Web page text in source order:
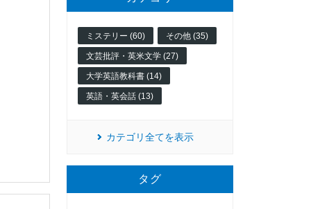
ミステリー (60) その他 (35)
文芸批評・英米文学 (27)
大学英語教科書 (14)
英語・英会話 (13)
カテゴリ全てを表示
タグ